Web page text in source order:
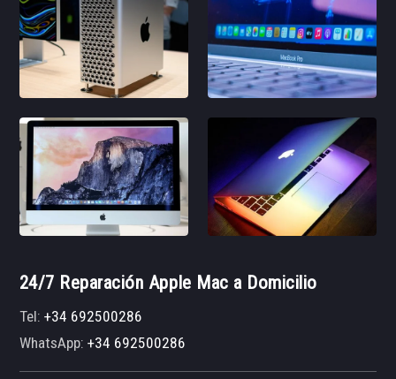
24/7 Reparación Apple Mac a Domicilio
Tel:+34 692500286
WhatsApp:+34 692500286